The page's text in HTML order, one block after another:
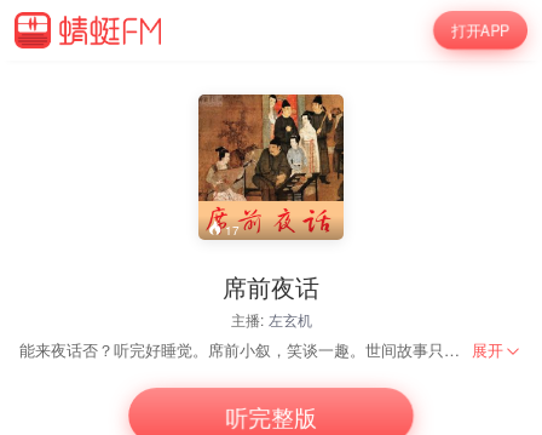
打开APP
17
席前夜话
主播: 左玄机
能来夜话否？听完好睡觉。席前小叙，笑谈一趣。世间故事只管三言两语，一五一十说给你。欢迎收听！ 展开
听完整版